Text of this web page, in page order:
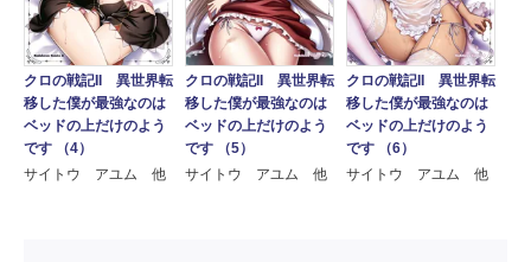
クロの戦記II 異世界転
移した僕が最強なのは
ベッドの上だけのよう
です （4）
サイトウ アユム 他
クロの戦記II 異世界転
移した僕が最強なのは
ベッドの上だけのよう
です （5）
サイトウ アユム 他
クロの戦記II 異世界転
移した僕が最強なのは
ベッドの上だけのよう
です （6）
サイトウ アユム 他